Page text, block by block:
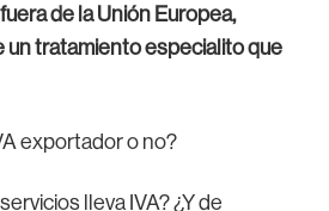
de la Unión Europea,
un tratamiento especialito que
exportador o no?
lleva IVA? ¿Y de